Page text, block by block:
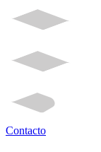
Contacto